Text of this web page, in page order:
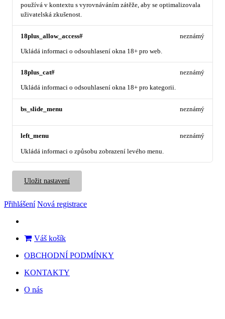
používá v kontextu s vyrovnáváním zátěže, aby se optimalizovala
uživatelská zkušenost.
18plus_allow_access#
Ukládá informaci o odsouhlasení okna 18+ pro web.
neznámý
18plus_cat#
Ukládá informaci o odsouhlasení okna 18+ pro kategorii.
neznámý
bs_slide_menu neznámý
left_menu
Ukládá informaci o způsobu zobrazení levého menu.
neznámý
Uložit nastavení
Přihlášení Nová registrace
Váš košík
OBCHODNÍ PODMÍNKY
KONTAKTY
O nás